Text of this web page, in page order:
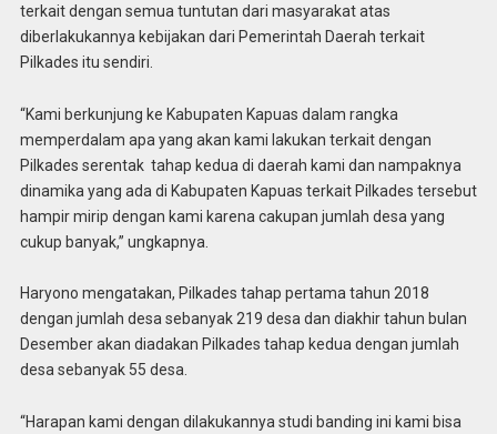
terkait dengan semua tuntutan dari masyarakat atas
diberlakukannya kebijakan dari Pemerintah Daerah terkait
Pilkades itu sendiri.
“Kami berkunjung ke Kabupaten Kapuas dalam rangka
memperdalam apa yang akan kami lakukan terkait dengan
Pilkades serentak tahap kedua di daerah kami dan nampaknya
dinamika yang ada di Kabupaten Kapuas terkait Pilkades tersebut
hampir mirip dengan kami karena cakupan jumlah desa yang
cukup banyak,” ungkapnya.
Haryono mengatakan, Pilkades tahap pertama tahun 2018
dengan jumlah desa sebanyak 219 desa dan diakhir tahun bulan
Desember akan diadakan Pilkades tahap kedua dengan jumlah
desa sebanyak 55 desa.
“Harapan kami dengan dilakukannya studi banding ini kami bisa